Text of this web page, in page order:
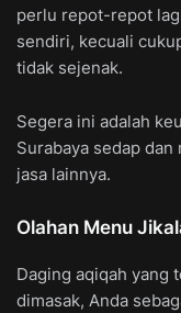
perlu repot-repot
sendiri, kecuali
tidak sejenak.
Segera ini adalah
Surabaya sedap
jasa lainnya.
Olahan Menu
Daging aqiqah yang
dimasak, Anda